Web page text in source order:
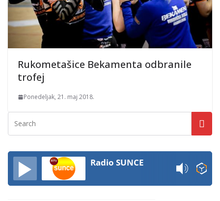
Rukometašice Bekamenta odbranile
trofej
Ponedeljak, 21. maj 2018.
Radio SUNCE